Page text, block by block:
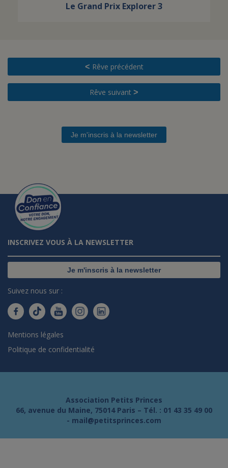
Le Grand Prix Explorer 3
< Rêve précédent
Rêve suivant >
Je m'inscris à la newsletter
INSCRIVEZ VOUS À LA NEWSLETTER
Je m'inscris à la newsletter
Suivez nous sur :
Mentions légales
Politique de confidentialité
Association Petits Princes
66, avenue du Maine, 75014 Paris – Tél. : 01 43 35 49 00
- mail@petitsprinces.com